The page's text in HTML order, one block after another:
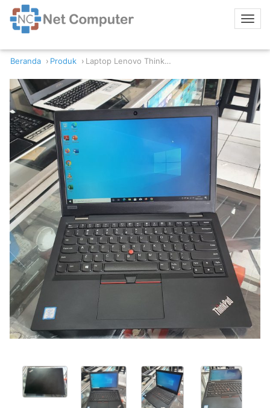
Beranda Produk Laptop Lenovo ThinkPad L390 Intel Core i5-8365U 8GB RAM 256GB SSD